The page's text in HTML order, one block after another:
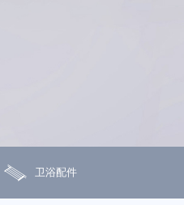
卫浴配件